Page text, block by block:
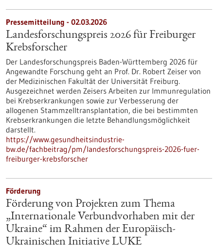
Pressemitteilung - 02.03.2026
Landesforschungspreis 2026 für Freiburger
Krebsforscher
Der Landesforschungspreis Baden-Württemberg 2026 für
Angewandte Forschung geht an Prof. Dr. Robert Zeiser von
der Medizinischen Fakultät der Universität Freiburg.
Ausgezeichnet werden Zeisers Arbeiten zur Immunregulation
bei Krebserkrankungen sowie zur Verbesserung der
allogenen Stammzelltransplantation, die bei bestimmten
Krebserkrankungen die letzte Behandlungsmöglichkeit
darstellt.
https://www.gesundheitsindustrie-
bw.de/fachbeitrag/pm/landesforschungspreis-2026-fuer-
freiburger-krebsforscher
Förderung
Förderung von Projekten zum Thema
„Internationale Verbundvorhaben mit der
Ukraine“ im Rahmen der Europäisch-
Ukrainischen Initiative LUKE